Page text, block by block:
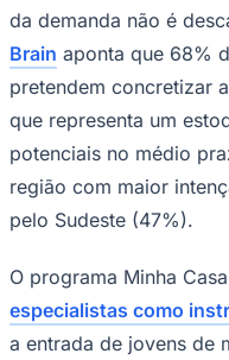
da demanda não é
Brain aponta que 68%
pretendem concretizar
que representa um
potenciais no médio
região com maior
pelo Sudeste (47%).
O programa Minha
especialistas como
a entrada de jovens de